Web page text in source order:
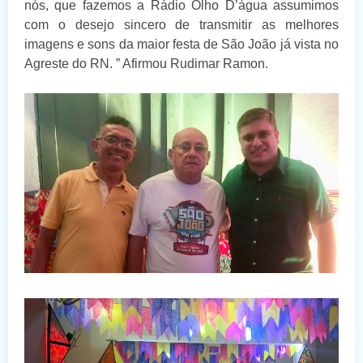
nós, que fazemos a Rádio Olho D’água assumimos
com o desejo sincero de transmitir as melhores
imagens e sons da maior festa de São João já vista no
Agreste do RN. ” Afirmou Rudimar Ramon.